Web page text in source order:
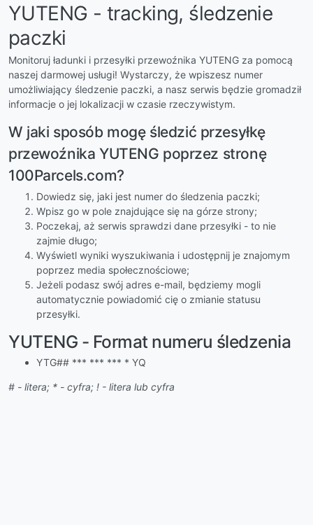
YUTENG - tracking, śledzenie
paczki
Monitoruj ładunki i przesyłki przewoźnika YUTENG za pomocą
naszej darmowej usługi! Wystarczy, że wpiszesz numer
umożliwiający śledzenie paczki, a nasz serwis będzie gromadził
informacje o jej lokalizacji w czasie rzeczywistym.
W jaki sposób mogę śledzić przesyłkę
przewoźnika YUTENG poprzez stronę
100Parcels.com?
Dowiedz się, jaki jest numer do śledzenia paczki;
Wpisz go w pole znajdujące się na górze strony;
Poczekaj, aż serwis sprawdzi dane przesyłki - to nie
zajmie długo;
Wyświetl wyniki wyszukiwania i udostępnij je znajomym
poprzez media społecznościowe;
Jeżeli podasz swój adres e-mail, będziemy mogli
automatycznie powiadomić cię o zmianie statusu
przesyłki.
YUTENG - Format numeru śledzenia
YTG## *** *** *** * YQ
# - litera; * - cyfra; ! - litera lub cyfra